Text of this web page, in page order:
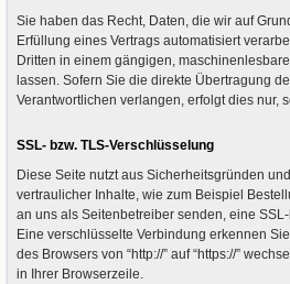
Sie haben das Recht, Daten, die wir auf
Erfüllung eines Vertrags automatisiert
Dritten in einem gängigen,
lassen. Sofern Sie die direkte Übertragung
Verantwortlichen verlangen, erfolgt dies nur,
SSL- bzw. TLS-Verschlüsselung
Diese Seite nutzt aus Sicherheitsgründen
vertraulicher Inhalte, wie zum Beispiel
an uns als Seitenbetreiber senden, eine
Eine verschlüsselte Verbindung erkennen
des Browsers von “http://” auf “https://”
in Ihrer Browserzeile.